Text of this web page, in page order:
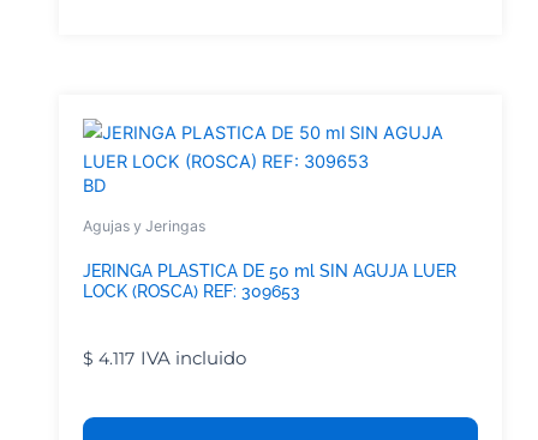
BD
Agujas y Jeringas
JERINGA PLASTICA DE 50 ml SIN AGUJA LUER
LOCK (ROSCA) REF: 309653
$ 4.117 IVA incluido